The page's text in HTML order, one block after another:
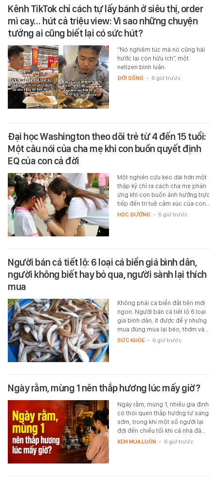
Kênh TikTok chỉ cách tự lấy bánh ở siêu thị, order
mì cay… hút cả triệu view: Vì sao những chuyện
tưởng ai cũng biết lại có sức hút?
“Nó nghiêm túc mà nó cũng hài
hước lại còn hữu ích”, một
netizen bình luận.
ĐỜI SỐNG - 6 giờ trước
Đại học Washington theo dõi trẻ từ 4 đến 15 tuổi:
Một câu nói của cha mẹ khi con buồn quyết định
EQ của con cả đời
Một nghiên cứu kéo dài hơn một
thập kỷ chỉ ra cách cha mẹ phản
ứng khi con buồn ảnh hưởng trực
tiếp đến trí tuệ cảm xúc của con…
HỌC ĐƯỜNG - 6 giờ trước
Người bán cá tiết lộ: 6 loại cá biển giá bình dân,
người không biết hay bỏ qua, người sành lại thích
mua
Không phải cá biển đắt tiền mới
ngon. Người bán cá tiết lộ 6 loại
giá bình dân, ít được để ý nhưng
mua đúng mùa lại béo, thơm và…
SỨC KHỎE - 6 giờ trước
Ngày rằm, mùng 1 nên thắp hương lúc mấy giờ?
Ngày rằm, mùng 1, nhiều gia đình
có thói quen thắp hương từ sáng
sớm, trong khi một số người lại
đợi đến chiều tối khi cả nhà đã…
XEM MUA LUÔN - 6 giờ trước